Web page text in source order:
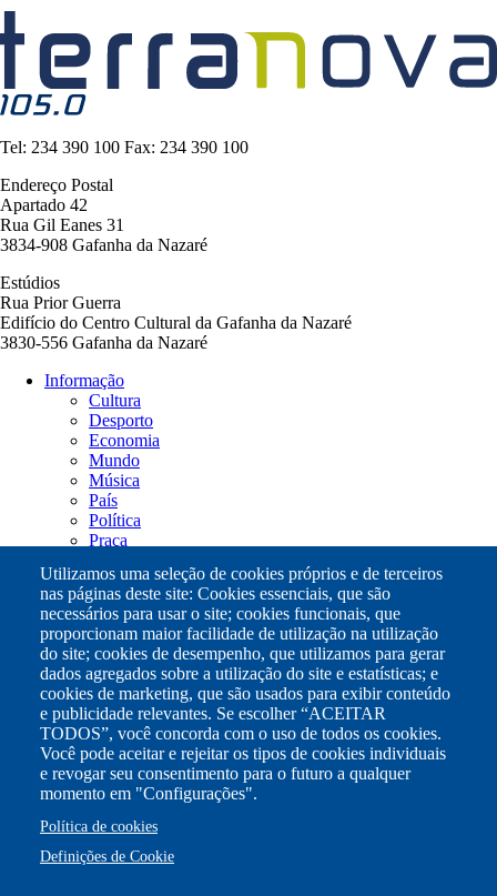
Tel: 234 390 100 Fax: 234 390 100
Endereço Postal
Apartado 42
Rua Gil Eanes 31
3834-908 Gafanha da Nazaré
Estúdios
Rua Prior Guerra
Edifício do Centro Cultural da Gafanha da Nazaré
3830-556 Gafanha da Nazaré
Navegação
principal
Informação
Cultura
Desporto
Economia
Mundo
Música
País
Política
Praça
Saúde
Sociedade
Institucional
Projeto
Estatuto editorial da Terra Nova
Capital social / Órgãos de administração
Projetos
Opinião
Podcast
Suplemento
Rodapé
Cookies
Política de Privacidade
Livro de reclamações
Utilizamos uma seleção de cookies próprios e de terceiros
nas páginas deste site: Cookies essenciais, que são
necessários para usar o site; cookies funcionais, que
proporcionam maior facilidade de utilização na utilização
do site; cookies de desempenho, que utilizamos para gerar
dados agregados sobre a utilização do site e estatísticas; e
cookies de marketing, que são usados para exibir conteúdo
e publicidade relevantes. Se escolher “ACEITAR
TODOS”, você concorda com o uso de todos os cookies.
Você pode aceitar e rejeitar os tipos de cookies individuais
e revogar seu consentimento para o futuro a qualquer
momento em "Configurações".
Política de cookies
Definições de Cookie